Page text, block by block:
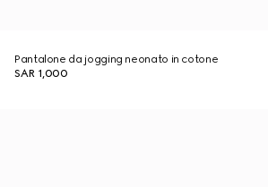
Pantalone da jogging neonato in cotone
SAR 1,000